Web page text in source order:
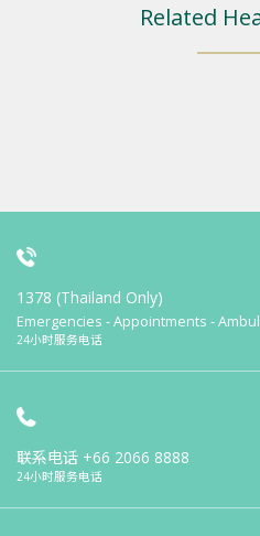
Related
1378 (Thailand Only)
Emergencies - Appointments -
24小时服务电话
联系电话 +66 2066 8888
24小时服务电话